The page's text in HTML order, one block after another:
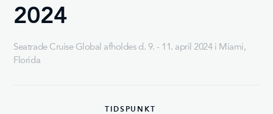
2024
Seatrade Cruise Global afholdes d. 9. - 11. april 2024 i Miami,
Florida
TIDSPUNKT